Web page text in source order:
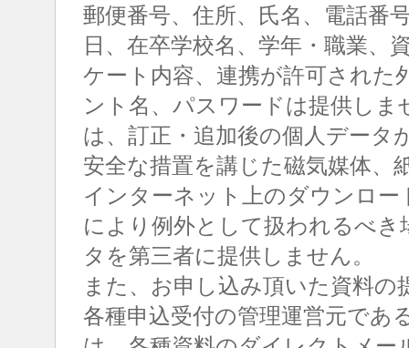
郵便番号、住所、氏名、電話番
日、在卒学校名、学年・職業、
ケート内容、連携が許可された
ント名、パスワードは提供し
は、訂正・追加後の個人データ
安全な措置を講じた磁気媒体、
インターネット上のダウンロ
により例外として扱われるべ
タを第三者に提供しません。
また、お申し込み頂いた資料
各種申込受付の管理運営元であ